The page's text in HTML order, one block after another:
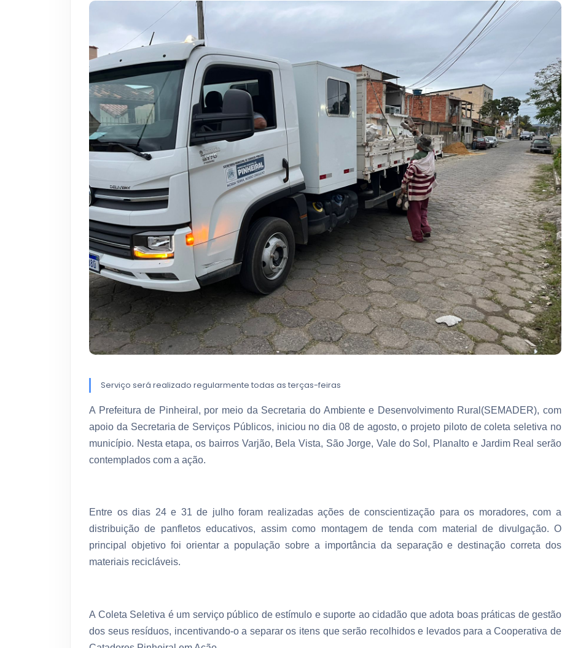
Serviço será realizado regularmente todas as terças-feiras
A Prefeitura de Pinheiral, por meio da Secretaria do Ambiente e Desenvolvimento Rural(SEMADER), com
apoio da Secretaria de Serviços Públicos, iniciou no dia 08 de agosto, o projeto piloto de coleta seletiva no
município. Nesta etapa, os bairros Varjão, Bela Vista, São Jorge, Vale do Sol, Planalto e Jardim Real serão
contemplados com a ação.
Entre os dias 24 e 31 de julho foram realizadas ações de conscientização para os moradores, com a
distribuição de panfletos educativos, assim como montagem de tenda com material de divulgação. O
principal objetivo foi orientar a população sobre a importância da separação e destinação correta dos
materiais recicláveis.
A Coleta Seletiva é um serviço público de estímulo e suporte ao cidadão que adota boas práticas de gestão
dos seus resíduos, incentivando-o a separar os itens que serão recolhidos e levados para a Cooperativa de